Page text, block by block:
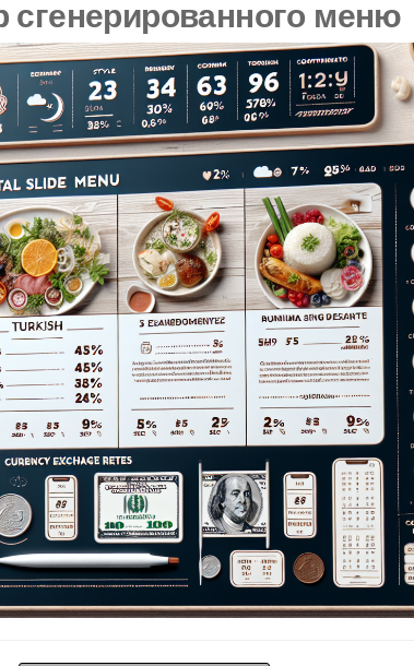
сгенерированного меню